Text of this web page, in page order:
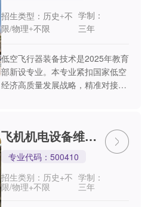
招生类型：历史+不
限/物理+不限
学制 ：
三年
低空飞行器装备技术是2025年教育
部新设专业。本专业紧扣国家低空
经济高质量发展战略，精准对接云
展需求的国...
飞机机电设备维修
专业
专业代码：500410
招生类别：历史+不
限/物理+不限
学制：
三年